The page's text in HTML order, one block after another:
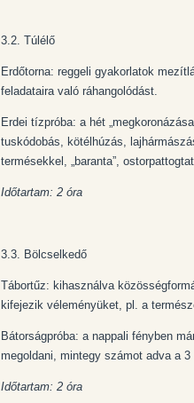
3.2. Túlélő
Erdőtorna: reggeli gyakorlatok
feladataira való ráhangolódást.
Erdei tízpróba: a hét
tuskódobás, kötélhúzás,
termésekkel, „baranta”,
Időtartam: 2 óra
3.3. Bölcselkedő
Tábortűz: kihasználva
kifejezik véleményüket, pl. a
Bátorságpróba: a nappali fényben
megoldani, mintegy számot adva a
Időtartam: 2 óra